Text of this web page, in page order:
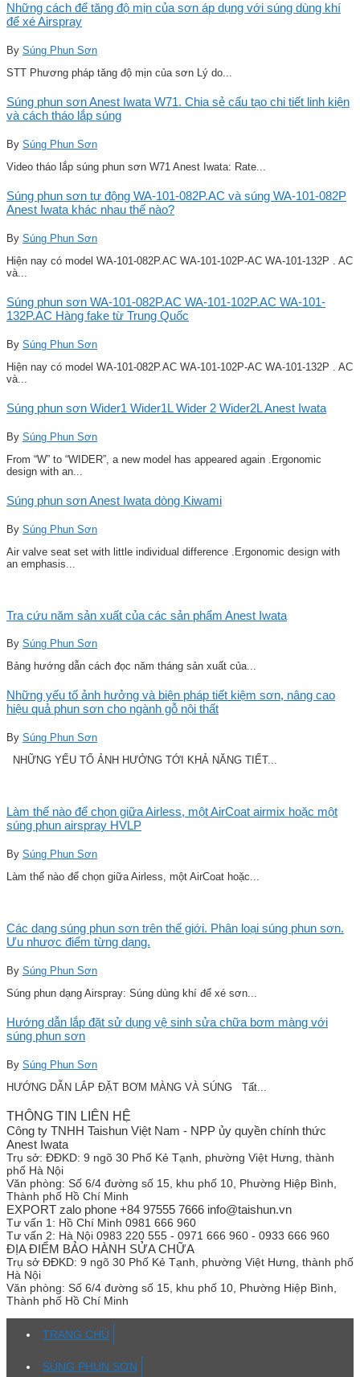
Những cách để tăng độ mịn của sơn áp dụng với súng dùng khí
để xé Airspray
By Súng Phun Sơn
STT Phương pháp tăng độ mịn của sơn Lý do...
Súng phun sơn Anest Iwata W71. Chia sẻ cấu tạo chi tiết linh kiện
và cách tháo lắp súng
By Súng Phun Sơn
Video tháo lắp súng phun sơn W71 Anest Iwata: Rate...
Súng phun sơn tự động WA-101-082P.AC và súng WA-101-082P
Anest Iwata khác nhau thế nào?
By Súng Phun Sơn
Hiện nay có model WA-101-082P.AC WA-101-102P-AC WA-101-132P . AC
và...
Súng phun sơn WA-101-082P.AC WA-101-102P.AC WA-101-
132P.AC Hàng fake từ Trung Quốc
By Súng Phun Sơn
Hiện nay có model WA-101-082P.AC WA-101-102P-AC WA-101-132P . AC
và...
Súng phun sơn Wider1 Wider1L Wider 2 Wider2L Anest Iwata
By Súng Phun Sơn
From “W” to “WIDER”, a new model has appeared again .Ergonomic
design with an...
Súng phun sơn Anest Iwata dòng Kiwami
By Súng Phun Sơn
Air valve seat set with little individual difference .Ergonomic design with
an emphasis...
Tra cứu năm sản xuất của các sản phẩm Anest Iwata
By Súng Phun Sơn
Bảng hướng dẫn cách đọc năm tháng sản xuất của...
Những yếu tố ảnh hưởng và biện pháp tiết kiệm sơn, nâng cao
hiệu quả phun sơn cho ngành gỗ nội thất
By Súng Phun Sơn
NHỮNG YẾU TỐ ẢNH HƯỞNG TỚI KHẢ NĂNG TIẾT...
Làm thế nào để chọn giữa Airless, một AirCoat airmix hoặc một
súng phun airspray HVLP
By Súng Phun Sơn
Làm thế nào để chọn giữa Airless, một AirCoat hoặc...
Các dạng súng phun sơn trên thế giới. Phân loại súng phun sơn.
Ưu nhược điểm từng dạng.
By Súng Phun Sơn
Súng phun dạng Airspray: Súng dùng khí để xé sơn...
Hướng dẫn lắp đặt sử dụng vệ sinh sửa chữa bơm màng với
súng phun sơn
By Súng Phun Sơn
HƯỚNG DẪN LẮP ĐẶT BƠM MÀNG VÀ SÚNG Tất...
THÔNG TIN LIÊN HỆ
Công ty TNHH Taishun Việt Nam - NPP ủy quyền chính thức
Anest Iwata
Trụ sở: ĐĐKD: 9 ngõ 30 Phố Kẻ Tạnh, phường Việt Hưng, thành
phố Hà Nội
Văn phòng: Số 6/4 đường số 15, khu phố 10, Phường Hiệp Bình,
Thành phố Hồ Chí Minh
EXPORT zalo phone +84 97555 7666 info@taishun.vn
Tư vấn 1: Hồ Chí Minh 0981 666 960
Tư vấn 2: Hà Nội 0983 220 555 - 0971 666 960 - 0933 666 960
ĐỊA ĐIỂM BẢO HÀNH SỬA CHỮA
Trụ sở ĐĐKD: 9 ngõ 30 Phố Kẻ Tạnh, phường Việt Hưng, thành phố
Hà Nội
Văn phòng: Số 6/4 đường số 15, khu phố 10, Phường Hiệp Bình,
Thành phố Hồ Chí Minh
TRANG CHỦ
SÚNG PHUN SƠN